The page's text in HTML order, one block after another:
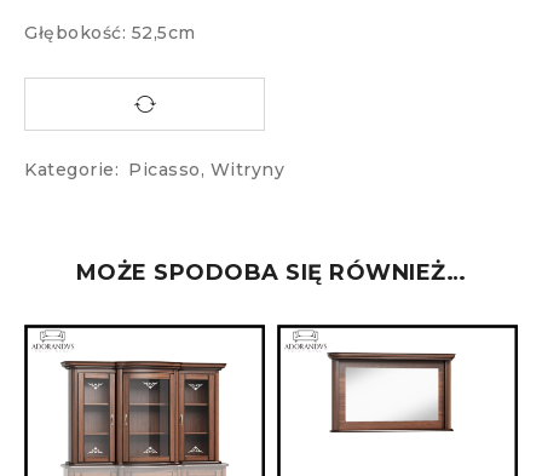
Głębokość: 52,5cm
Kategorie: Picasso, Witryny
MOŻE SPODOBA SIĘ RÓWNIEŻ…